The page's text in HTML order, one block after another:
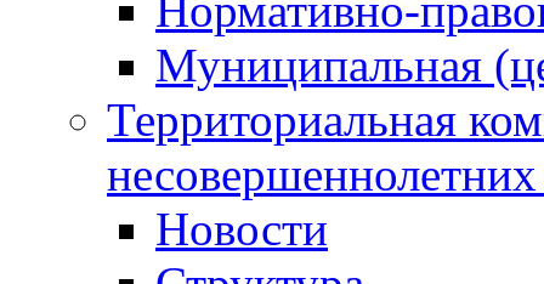
Муниципальная
Территориальная
Новости